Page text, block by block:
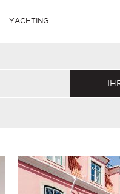
YACHTING